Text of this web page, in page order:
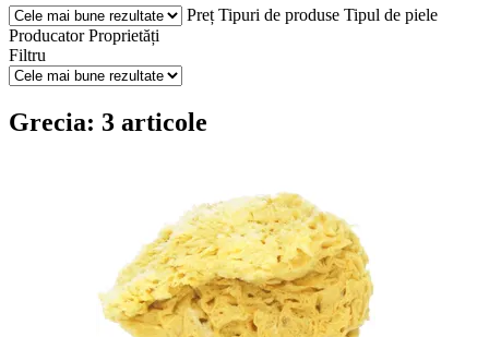
Preț Tipuri de produse Tipul de piele
Producator Proprietăți
Filtru
Grecia: 3 articole